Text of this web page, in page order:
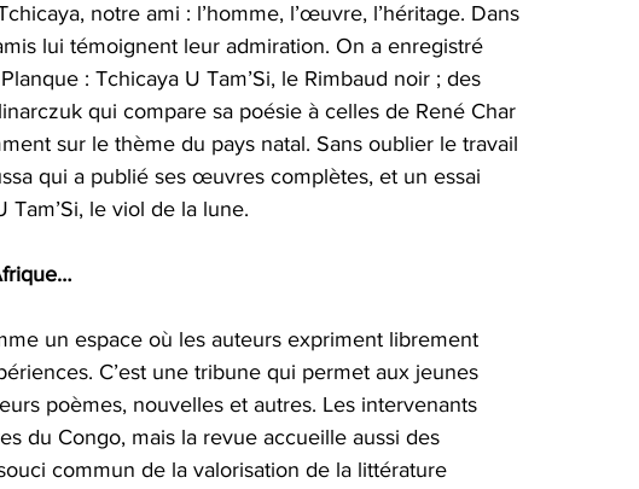
notre ami : l’homme, l’œuvre, l’héritage. Dans
lui témoignent leur admiration. On a enregistré
: Tchicaya U Tam’Si, le Rimbaud noir ; des
qui compare sa poésie à celles de René Char
sur le thème du pays natal. Sans oublier le travail
qui a publié ses œuvres complètes, et un essai
Tam’Si, le viol de la lune.
un espace où les auteurs expriment librement
C’est une tribune qui permet aux jeunes
poèmes, nouvelles et autres. Les intervenants
du Congo, mais la revue accueille aussi des
commun de la valorisation de la littérature